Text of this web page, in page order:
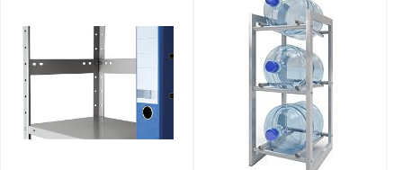
Болтовое
Винтами и самозатягивающимися гайками
Зацепы + фиксаторы
Кронштейны
На зацепах